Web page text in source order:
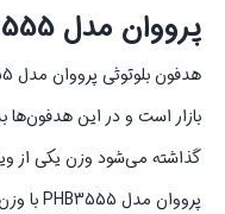
پرووان مدل PHB3555
بازار است و در این
گذاشته می‌شود وزن یکی از